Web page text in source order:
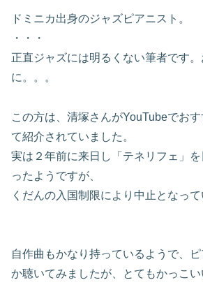
ドミニカ出身のジャズピアニスト。
・・・
正直ジャズには明るくない筆者です
に。。。
この方は、清塚さんがYouTubeでお
て紹介されていました。
実は２年前に来日し「テネリフェ」
ったようですが、
くだんの入国制限により中止となって
自作曲もかなり持っているようで、
か聴いてみましたが、とてもかっこい